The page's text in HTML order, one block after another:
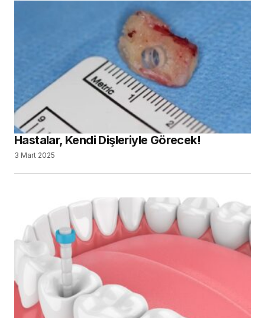
Hastalar, Kendi Dişleriyle Görecek!
3 Mart 2025